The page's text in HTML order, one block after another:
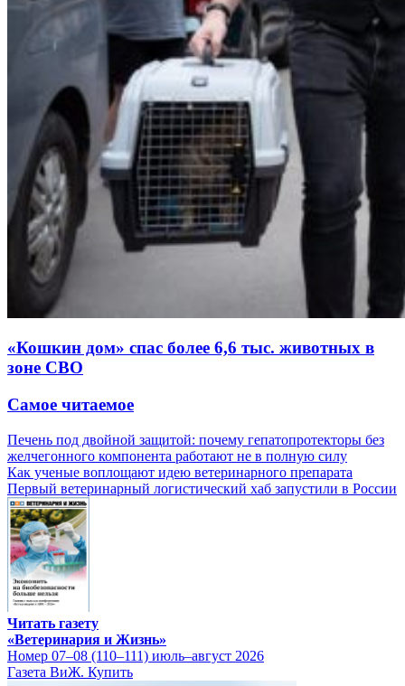
«Кошкин дом» спас более 6,6 тыс. животных в
зоне СВО
Самое читаемое
Печень под двойной защитой: почему гепатопротекторы без
желчегонного компонента работают не в полную силу
Как ученые воплощают идею ветеринарного препарата
Первый ветеринарный логистический хаб запустили в России
Читать газету
«Ветеринария и Жизнь»
Номер 07–08 (110–111) июль–август 2026
Газета ВиЖ. Купить